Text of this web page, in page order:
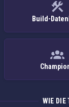
Build-
WIE DIE